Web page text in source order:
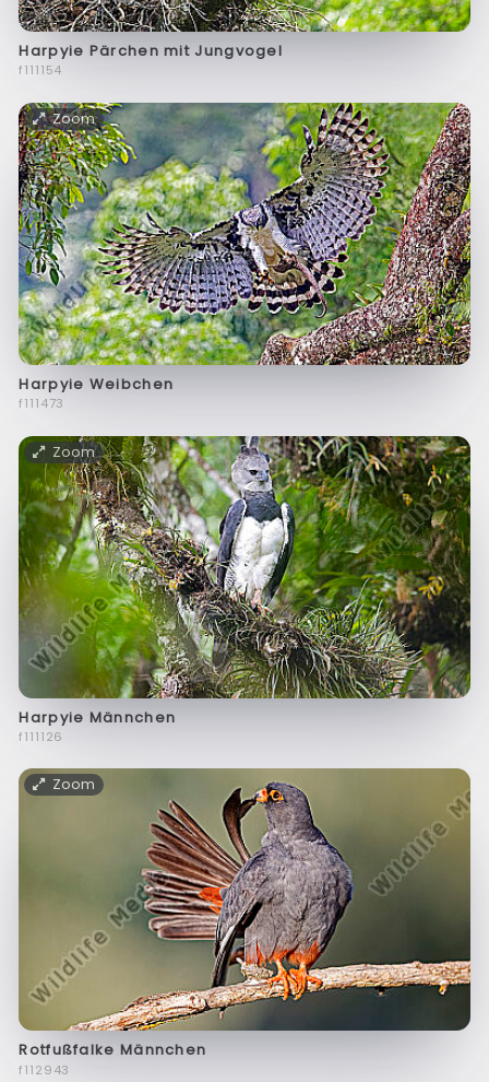
Harpyie Pärchen mit Jungvogel
f111154
Zoom
Harpyie Weibchen
f111473
Zoom
Harpyie Männchen
f111126
Zoom
Rotfußfalke Männchen
f112943